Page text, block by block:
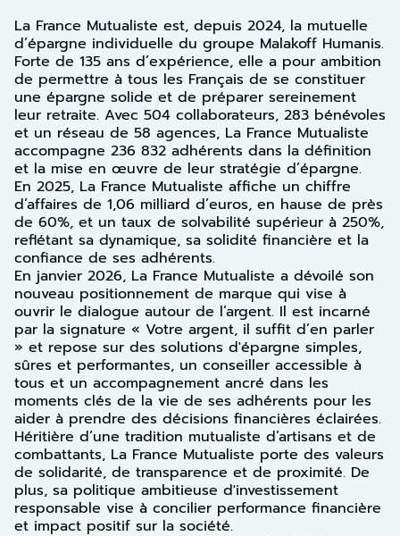
La France Mutualiste est, depuis 2024, la mutuelle
d’épargne individuelle du groupe Malakoff Humanis.
Forte de 135 ans d’expérience, elle a pour ambition
de permettre à tous les Français de se constituer
une épargne solide et de préparer sereinement
leur retraite. Avec 504 collaborateurs, 283 bénévoles
et un réseau de 58 agences, La France Mutualiste
accompagne 236 832 adhérents dans la définition
et la mise en œuvre de leur stratégie d’épargne.
En 2025, La France Mutualiste affiche un chiffre
d’affaires de 1,06 milliard d’euros, en hause de près
de 60%, et un taux de solvabilité supérieur à 250%,
reflétant sa dynamique, sa solidité financière et la
confiance de ses adhérents.
En janvier 2026, La France Mutualiste a dévoilé son
nouveau positionnement de marque qui vise à
ouvrir le dialogue autour de l’argent. Il est incarné
par la signature « Votre argent, il suffit d’en parler
» et repose sur des solutions d'épargne simples,
sûres et performantes, un conseiller accessible à
tous et un accompagnement ancré dans les
moments clés de la vie de ses adhérents pour les
aider à prendre des décisions financières éclairées.
Héritière d’une tradition mutualiste d’artisans et de
combattants, La France Mutualiste porte des valeurs
de solidarité, de transparence et de proximité. De
plus, sa politique ambitieuse d'investissement
responsable vise à concilier performance financière
et impact positif sur la société.